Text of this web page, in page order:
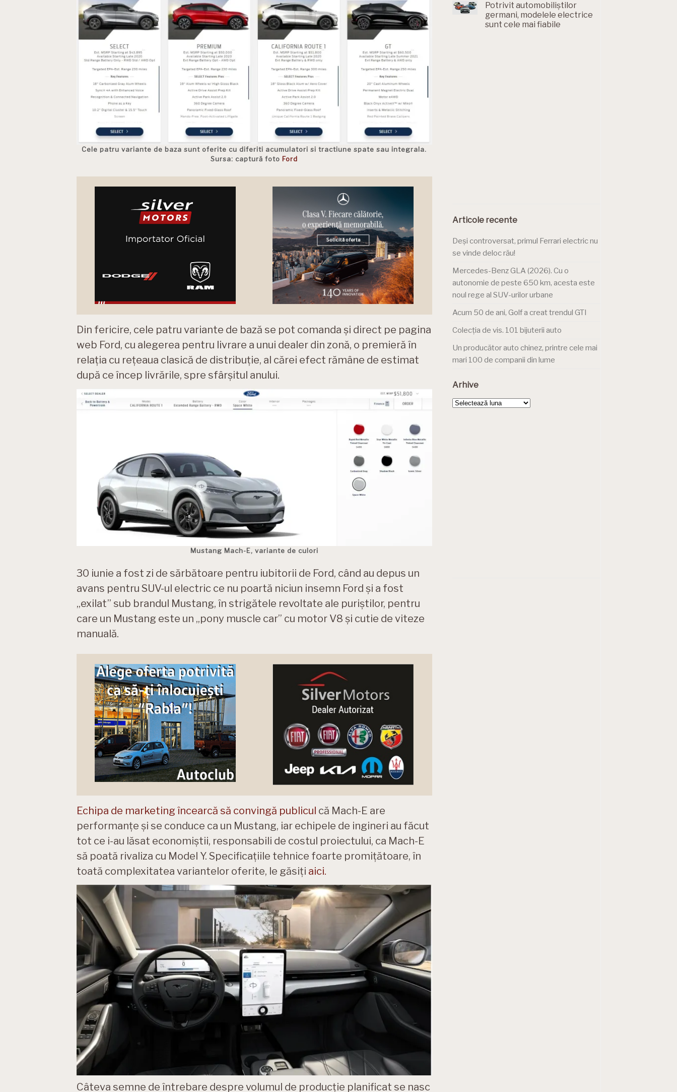
Cele patru variante de baza sunt oferite cu diferiti acumulatori si tractiune spate sau integrala.
Sursa: captură fotoFord
Din fericire, cele patru variante de bază se pot comanda și direct pe pagina
web Ford, cu alegerea pentru livrare a unui dealer din zonă, o premieră în
relația cu rețeaua clasică de distribuție, al cărei efect rămâne de estimat
după ce încep livrările, spre sfârșitul anului.
Mustang Mach-E, variante de culori
30 iunie a fost zi de sărbătoare pentru iubitorii de Ford, când au depus un
avans pentru SUV-ul electric ce nu poartă niciun insemn Ford și a fost
„exilat” sub brandul Mustang, în strigătele revoltate ale puriștilor, pentru
care un Mustang este un „pony muscle car” cu motor V8 și cutie de viteze
manuală.
Echipa de marketing încearcă să convingă publicul că Mach-E are
performanțe și se conduce ca un Mustang, iar echipele de ingineri au făcut
tot ce i-au lăsat economiștii, responsabili de costul proiectului, ca Mach-E
să poată rivaliza cu Model Y. Specificațiile tehnice foarte promițătoare, în
toată complexitatea variantelor oferite, le găsiți aici.
Câteva semne de întrebare despre volumul de producție planificat se nasc
Potrivit automobiliștilor
germani, modelele electrice
sunt cele mai fiabile
Articole recente
Deși controversat, primul Ferrari electric nu
se vinde deloc rău!
Mercedes-Benz GLA (2026). Cu o
autonomie de peste 650 km, acesta este
noul rege al SUV-urilor urbane
Acum 50 de ani, Golf a creat trendul GTI
Colecția de vis. 101 bijuterii auto
Un producător auto chinez, printre cele mai
mari 100 de companii din lume
Arhive
Arhive